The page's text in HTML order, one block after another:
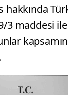
hakkında
3 maddesi